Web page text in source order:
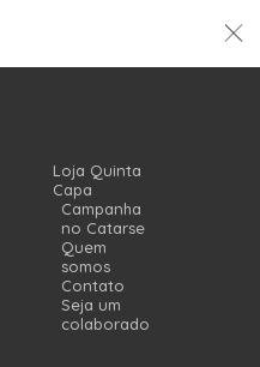
Loja Quinta
Capa
Campanha
no Catarse
Quem
somos
Contato
Seja um
colaborador